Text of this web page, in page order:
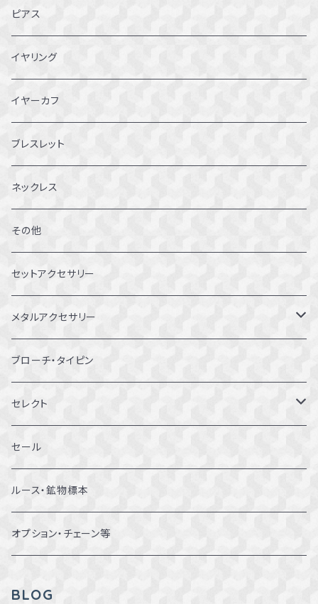
2～2.5号
3~3.5号
4～4.5号
5～5.5号
6～6.5号
7～7.5号
8～8.5号
9～9.5号
10～10.5号
11～11.5号
12～12.5号
13～13.5号
14～14.5号
ピアス
イヤリング
イヤーカフ
ブレスレット
ネックレス
その他
セットアクセサリー
メタルアクセサリー
ピアス
リング
ブローチ・タイピン
セレクト
ブレスレット
セール
ルース・鉱物標本
オプション・チェーン等
BLOG